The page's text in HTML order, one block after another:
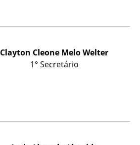
Clayton Cleone Melo Welter
1° Secretário